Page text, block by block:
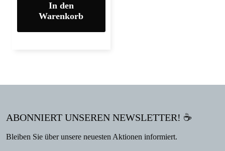
In den
Warenkorb
ABONNIERT UNSEREN NEWSLETTER! ☕
Bleiben Sie über unsere neuesten Aktionen informiert.